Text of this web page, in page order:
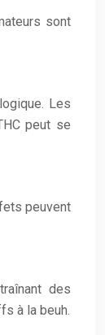
sont
Les
peut se
peuvent
des
à la beuh.